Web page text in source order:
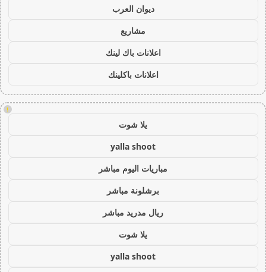
ديوان العرب
مشاريع
اعلانات باك لينك
اعلانات باكلينك
!
يلا شوت
yalla shoot
مباريات اليوم مباشر
برشلونة مباشر
ريال مدريد مباشر
يلا شوت
yalla shoot